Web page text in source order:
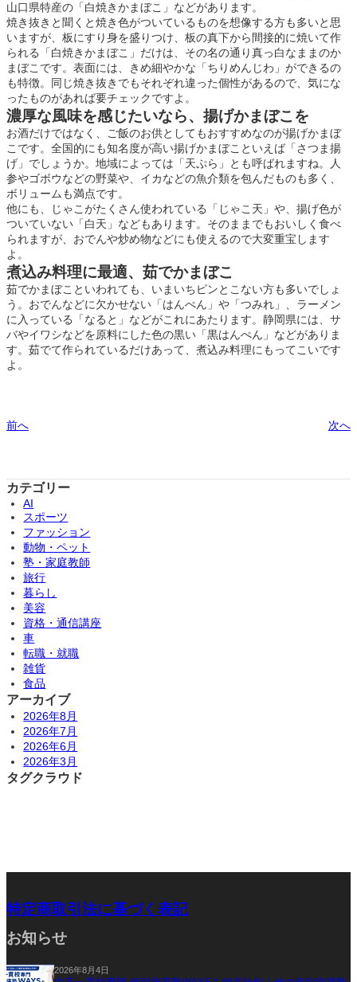
山口県特産の「白焼きかまぼこ」などがあります。
焼き抜きと聞くと焼き色がついているものを想像する方も多いと思
いますが、板にすり身を盛りつけ、板の真下から間接的に焼いて作
られる「白焼きかまぼこ」だけは、その名の通り真っ白なままのか
まぼこです。表面には、きめ細やかな「ちりめんじわ」ができるの
も特徴。同じ焼き抜きでもそれぞれ違った個性があるので、気にな
ったものがあれば要チェックですよ。
濃厚な風味を感じたいなら、揚げかまぼこを
お酒だけではなく、ご飯のお供としてもおすすめなのが揚げかまぼ
こです。全国的にも知名度が高い揚げかまぼこといえば「さつま揚
げ」でしょうか。地域によっては「天ぷら」とも呼ばれますね。人
参やゴボウなどの野菜や、イカなどの魚介類を包んだものも多く、
ボリュームも満点です。
他にも、じゃこがたくさん使われている「じゃこ天」や、揚げ色が
ついていない「白天」などもあります。そのままでもおいしく食べ
られますが、おでんや炒め物などにも使えるので大変重宝します
よ。
煮込み料理に最適、茹でかまぼこ
茹でかまぼこといわれても、いまいちピンとこない方も多いでしょ
う。おでんなどに欠かせない「はんぺん」や「つみれ」、ラーメン
に入っている「なると」などがこれにあたります。静岡県には、サ
バやイワシなどを原料にした色の黒い「黒はんぺん」などがありま
す。茹でて作られているだけあって、煮込み料理にもってこいです
よ。
前へ 次へ
カテゴリー
AI
スポーツ
ファッション
動物・ペット
塾・家庭教師
旅行
暮らし
美容
資格・通信講座
車
転職・就職
雑貨
食品
アーカイブ
2026年8月
2026年7月
2026年6月
2026年3月
タグクラウド
特定商取引法に基づく表記
お知らせ
2026年8月4日